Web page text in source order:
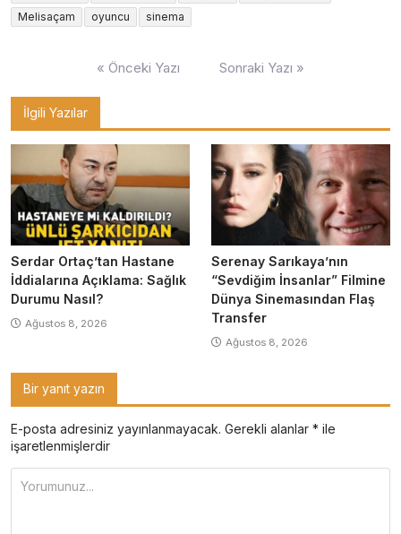
Melisaçam
oyuncu sinema
« Önceki Yazı Sonraki Yazı »
İlgili Yazılar
Serdar Ortaç’tan Hastane
İddialarına Açıklama: Sağlık
Durumu Nasıl?
Ağustos 8, 2026
Serenay Sarıkaya’nın
“Sevdiğim İnsanlar” Filmine
Dünya Sinemasından Flaş
Transfer
Ağustos 8, 2026
Bir yanıt yazın
E-posta adresiniz yayınlanmayacak. Gerekli alanlar * ile
işaretlenmişlerdir